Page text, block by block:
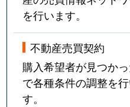
を行います。
不動産売買契約
購入希望者が見つか
で各種条件の調整を
す。